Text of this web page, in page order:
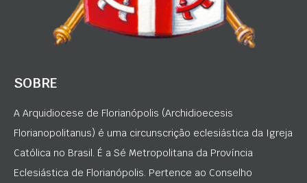
SOBRE
A Arquidiocese de Florianópolis (Archidioecesis
Florianopolitanus) é uma circunscrição eclesiástica da Igreja
Católica no Brasil. É a Sé Metropolitana da Província
Eclesiástica de Florianópolis. Pertence ao Conselho